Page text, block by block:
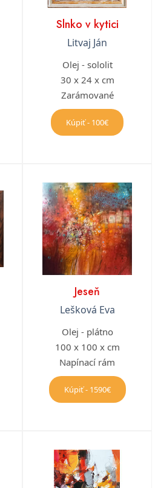
Slnko v kytici
Litvaj Ján
Olej - sololit
30 x 24 x cm
Zarámované
Kúpiť - 100€
Jeseň
Lešková Eva
Olej - plátno
100 x 100 x cm
Napínací rám
Kúpiť - 1590€